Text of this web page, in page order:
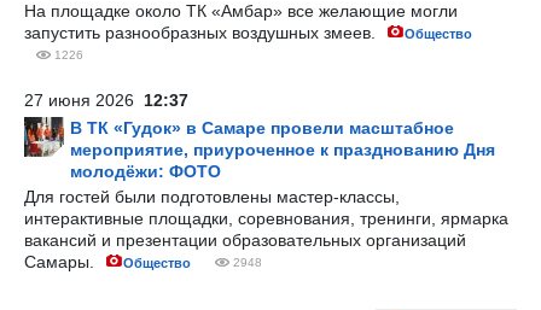
На площадке около ТК «Амбар» все желающие могли
запустить разнообразных воздушных змеев.
Общество
1226
27 июня 2026 12:37
В ТК «Гудок» в Самаре провели масштабное
мероприятие, приуроченное к празднованию Дня
молодёжи: ФОТО
Для гостей были подготовлены мастер-классы,
интерактивные площадки, соревнования, тренинги, ярмарка
вакансий и презентации образовательных организаций
Самары.
Общество 2948